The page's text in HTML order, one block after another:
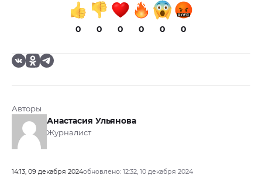
0 0 0 0 0 0
Авторы
Анастасия Ульянова
Журналист
14:13, 09 декабря 2024обновлено: 12:32, 10 декабря 2024